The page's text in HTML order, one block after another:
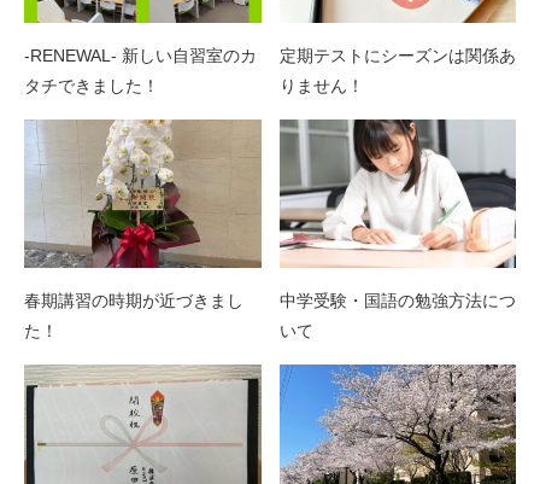
-RENEWAL- 新しい自習室のカ
タチできました！
定期テストにシーズンは関係あ
りません！
春期講習の時期が近づきまし
た！
中学受験・国語の勉強方法につ
いて